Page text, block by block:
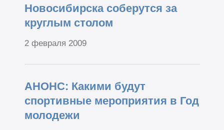
Новосибирска соберутся за
круглым столом
2 февраля 2009
АНОНС: Какими будут
спортивные мероприятия в Год
молодежи